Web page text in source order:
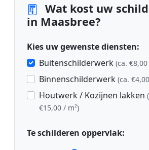
Wat kost uw
in Maasbree?
Kies uw gewenste diensten:
Buitenschilderwerk (ca.
Binnenschilderwerk (ca.
Houtwerk / Kozijnen lakken
€15,00 / m²)
Te schilderen oppervlak: